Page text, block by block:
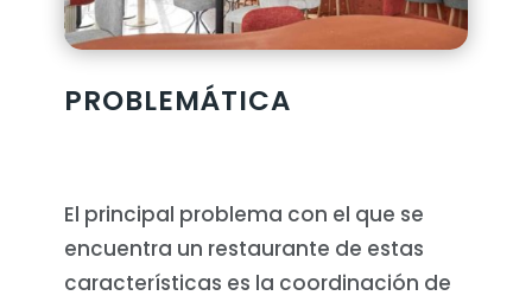
PROBLEMÁTICA
El principal problema con el que se
encuentra un restaurante de estas
características es la coordinación de